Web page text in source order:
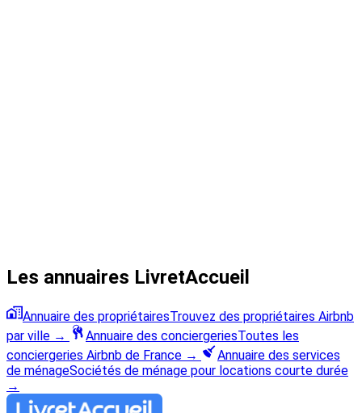
Les annuaires LivretAccueil
Annuaire des propriétairesTrouvez des propriétaires Airbnb
par ville → Annuaire des conciergeriesToutes les
conciergeries Airbnb de France →
Annuaire des services
de ménageSociétés de ménage pour locations courte durée
→